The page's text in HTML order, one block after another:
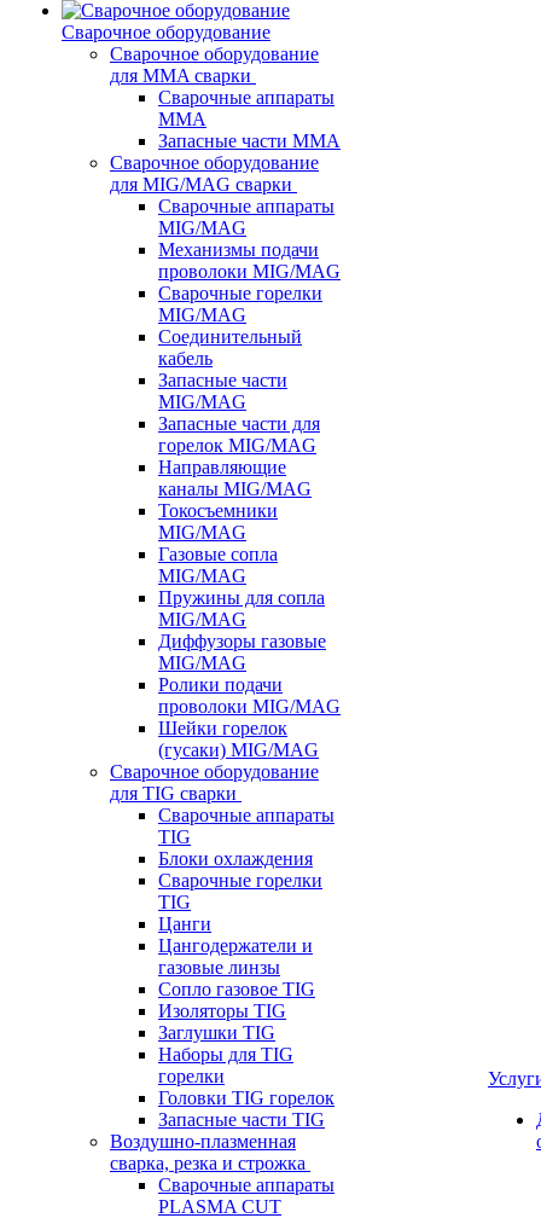
Сварочное оборудование
Сварочное оборудование
для MMA сварки
Сварочные аппараты
MMA
Запасные части MMA
Сварочное оборудование
для MIG/MAG сварки
Сварочные аппараты
MIG/MAG
Механизмы подачи
проволоки MIG/MAG
Сварочные горелки
MIG/MAG
Соединительный
кабель
Запасные части
MIG/MAG
Запасные части для
горелок MIG/MAG
Направляющие
каналы MIG/MAG
Токосъемники
MIG/MAG
Газовые сопла
MIG/MAG
Пружины для сопла
MIG/MAG
Диффузоры газовые
MIG/MAG
Ролики подачи
проволоки MIG/MAG
Шейки горелок
(гусаки) MIG/MAG
Сварочное оборудование
для TIG сварки
Сварочные аппараты
TIG
Блоки охлаждения
Сварочные горелки
TIG
Цанги
Цангодержатели и
газовые линзы
Сопло газовое TIG
Изоляторы TIG
Заглушки TIG
Наборы для TIG
горелки
Головки TIG горелок
Запасные части TIG
Воздушно-плазменная
сварка, резка и строжка
Сварочные аппараты
PLASMA CUT